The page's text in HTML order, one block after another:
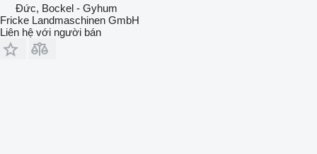
Đức, Bockel - Gyhum
Fricke Landmaschinen GmbH
Liên hệ với người bán